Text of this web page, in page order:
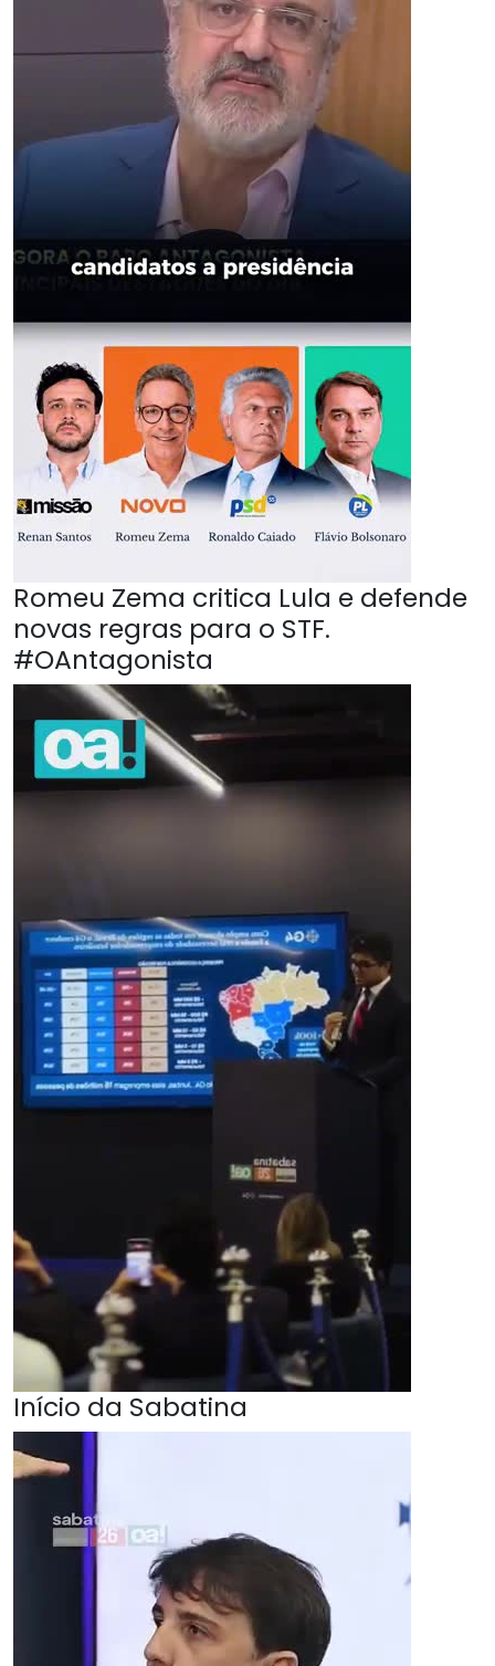
Romeu Zema critica Lula e defende
novas regras para o STF.
#OAntagonista
Início da Sabatina